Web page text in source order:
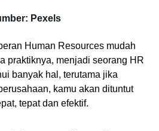
Pexels
Human Resources mudah
praktiknya, menjadi seorang HR
banyak hal, terutama jika
kamu akan dituntut
tepat dan efektif.